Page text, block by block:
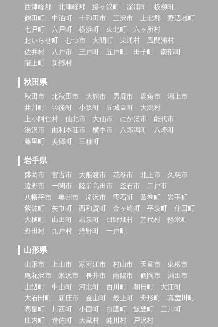
西津軽郡
北津軽郡 鰺ヶ沢町 深浦町
板柳町
鶴田町
中泊町 十和田市 三沢市 上北郡
野辺地町
七戸町
六戸町 横浜町 東北町
六ヶ所村
おいらせ町
むつ市 大間町 東通村
風間浦村
佐井村
八戸市 三戸町 五戸町 田子町
南部町
階上町
新郷村
秋田県
秋田市 北秋田市 大館市 男鹿市 鹿角市
潟上市
井川町
羽後町 小坂町 五城目町
大潟村
上小阿仁村
仙北市 大仙市 にかほ市
能代市
湯沢市
由利本荘市 横手市 八郎潟町
八峰町
藤里町
美郷町 三種町
岩手県
盛岡市 宮古市 大船渡市 花巻市 北上市
久慈市
遠野市
一関市 陸前高田市 釜石市
二戸市
八幡平市
奥州市 滝沢市 雫石町 葛巻町
岩手町
紫波町
矢巾町 西和賀町 金ヶ崎町 平泉町
住田町
大槌町
山田町 岩泉町 田野畑村 普代村
軽米町
野田村
九戸村 洋野町 一戸町
山形県
山形市 上山市 寒河江市 村山市 天童市
東根市
尾花沢市
米沢市 長井市 南陽市 鶴岡市
酒田市
山辺町
中山町 河北町 西川町 朝日町
大江町
大石田町
新庄市 金山町 最上町 舟形町
真室川町
高畠町
川西町 小国町 白鷹町 飯豊町
三川町
庄内町
遊佐町 大蔵村 鮭川村 戸沢村